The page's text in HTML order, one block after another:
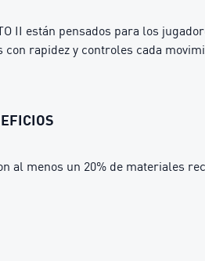
II están pensados para los
con rapidez y controles cada
al menos un 20% de materiales